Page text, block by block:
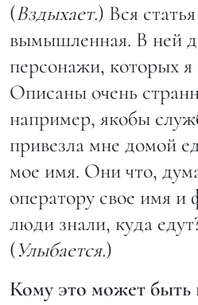
(Вздыхает.) Вся
вымышленная. В ней
персонажи, которых
Описаны очень
например, якобы
привезла мне домой
мое имя. Они что,
оператору свое имя
люди знали, куда
(Улыбается.)
Кому это может быть